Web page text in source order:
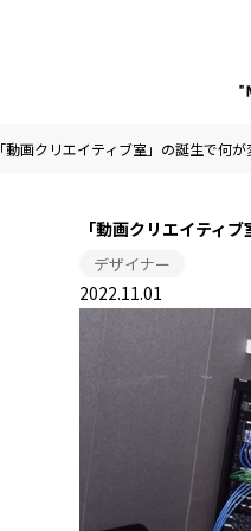
「動画クリエイティブ室」の誕生で何
「動画クリエイティ
デザイナー
2022.11.01